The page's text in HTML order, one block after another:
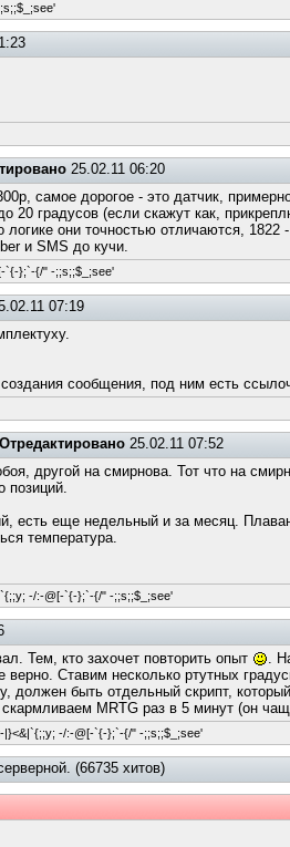
25.02.11 06:20
самое дорогое - это датчик,
20 градусов (если скажут как,
они точностью отличаются,
и SMS до кучи.
`{-};`-{/" -;;s;;$_;see'
07:19
сообщения, под ним есть
Отредактировано 25.02.11 07:52
другой на смирнова. Тот что на
позиций.
есть еще недельный и за месяц.
температура.
-/:-@[-`{-};`-{/" -;;s;;$_;see'
Тем, кто захочет повторить опыт
.
Ставим несколько ртутных
должен быть отдельный скрипт,
MRTG раз в 5 минут (он
|}<&|`{;;y; -/:-@[-`{-};`-{/" -;;s;;$_;see'
(66735 хитов)